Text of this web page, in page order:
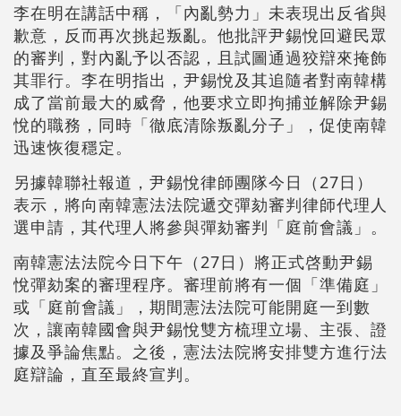
李在明在講話中稱，「內亂勢力」未表現出反省與
歉意，反而再次挑起叛亂。他批評尹錫悅回避民眾
的審判，對內亂予以否認，且試圖通過狡辯來掩飾
其罪行。李在明指出，尹錫悅及其追隨者對南韓構
成了當前最大的威脅，他要求立即拘捕並解除尹錫
悅的職務，同時「徹底清除叛亂分子」，促使南韓
迅速恢復穩定。
另據韓聯社報道，尹錫悅律師團隊今日（27日）
表示，將向南韓憲法法院遞交彈劾審判律師代理人
選申請，其代理人將參與彈劾審判「庭前會議」。
南韓憲法法院今日下午（27日）將正式啓動尹錫
悅彈劾案的審理程序。審理前將有一個「準備庭」
或「庭前會議」，期間憲法法院可能開庭一到數
次，讓南韓國會與尹錫悅雙方梳理立場、主張、證
據及爭論焦點。之後，憲法法院將安排雙方進行法
庭辯論，直至最終宣判。